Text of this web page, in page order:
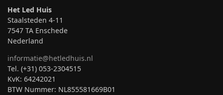
Het Led Huis
Staalsteden 4-11
7547 TA Enschede
Nederland
informatie@hetledhuis.nl
Tel. (+31) 053-2304515
KvK: 64242021
BTW Nummer: NL855581669B01